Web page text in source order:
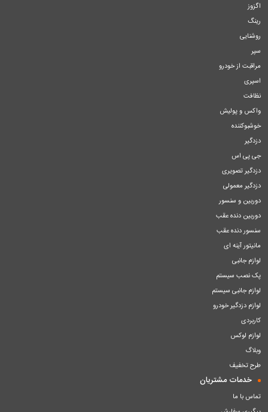
اگزوز
رینگ
روشنایی
سپر
مراقبت از خودرو
اسپری
نظافت
واکس و پولیش
خوشبوکننده
دزدگیر
جی پی اس
دزدگیر تصویری
دزدگیر معمولی
دوربین و سنسور
دوربین دنده عقب
سنسور دنده عقب
مانیتور آینه ای
لوازم جانبی
پک نصب سیستم
لوازم جانبی سیستم
لوازم دزدگیر خودرو
کاربردی
لوازم لوکس
وبلاگ
طرح تخفیف
خدمات مشتریان
تماس با ما